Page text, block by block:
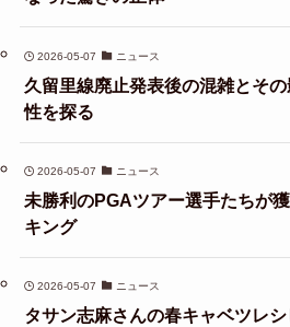
2026-05-07 ニュース
久留里線廃止発表後の混雑とそ
性を探る
2026-05-07 ニュース
未勝利のPGAツアー選手たちが
キング
2026-05-07 ニュース
タサン志麻さんの春キャベツレ